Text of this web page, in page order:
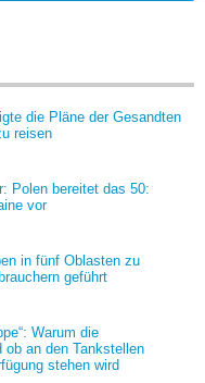
die Pläne der Gesandten
reisen
Polen bereitet das 50:
vor
in fünf Oblasten zu
geführt
Warum die
an den Tankstellen
stehen wird